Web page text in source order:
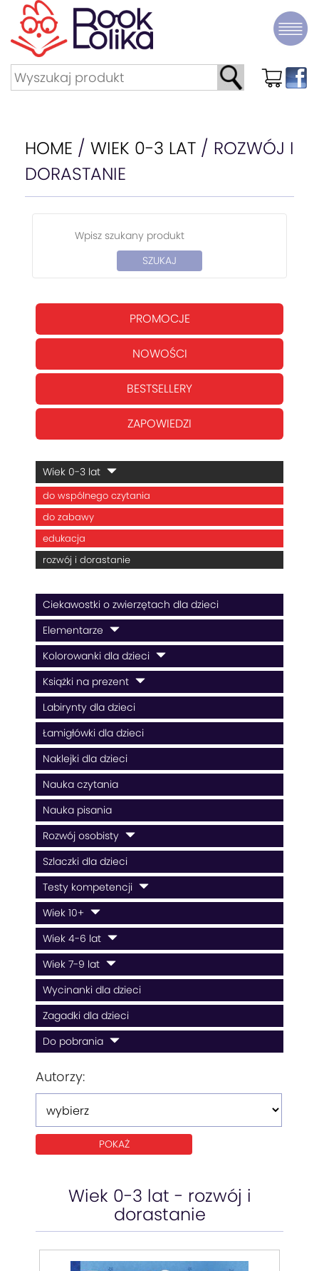
HOME / WIEK 0-3 LAT / ROZWÓJ I
DORASTANIE
PROMOCJE
NOWOŚCI
BESTSELLERY
ZAPOWIEDZI
Wiek 0-3 lat
do wspólnego czytania
do zabawy
edukacja
rozwój i dorastanie
Ciekawostki o zwierzętach dla dzieci
Elementarze
Kolorowanki dla dzieci
Książki na prezent
Labirynty dla dzieci
Łamigłówki dla dzieci
Naklejki dla dzieci
Nauka czytania
Nauka pisania
Rozwój osobisty
Szlaczki dla dzieci
Testy kompetencji
Wiek 10+
Wiek 4-6 lat
Wiek 7-9 lat
Wycinanki dla dzieci
Zagadki dla dzieci
Do pobrania
Autorzy:
Wiek 0-3 lat - rozwój i
dorastanie